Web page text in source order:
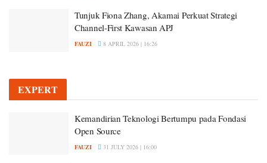
Tunjuk Fiona Zhang, Akamai Perkuat Strategi
Channel-First Kawasan APJ
FAUZI 8 APRIL 2026 | 16:26
EXPERT
Kemandirian Teknologi Bertumpu pada Fondasi
Open Source
FAUZI 31 JULY 2026 | 16:00